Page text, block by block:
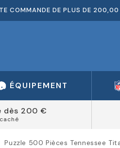
COMMANDE DE PLUS DE
ÉQUIPEMENT
dès 200 €
Puzzle 500 Pièces Tennessee